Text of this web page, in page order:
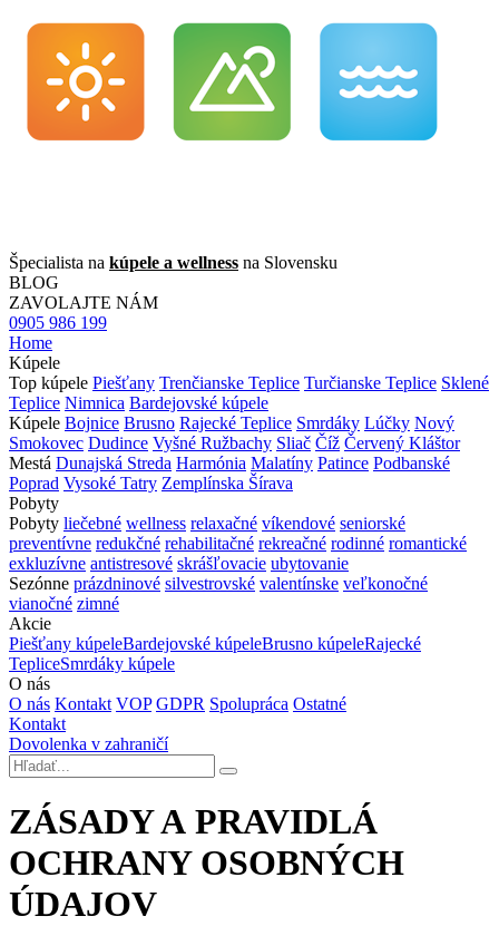
Špecialista na kúpele a wellness na Slovensku
BLOG
ZAVOLAJTE NÁM
0905 986 199
Home
Kúpele
Top kúpele Piešťany Trenčianske Teplice Turčianske Teplice Sklené
Teplice Nimnica Bardejovské kúpele
Kúpele Bojnice Brusno Rajecké Teplice Smrdáky Lúčky Nový
Smokovec Dudince Vyšné Ružbachy Sliač Číž Červený Kláštor
Mestá Dunajská Streda Harmónia Malatíny Patince Podbanské
Poprad Vysoké Tatry Zemplínska Šírava
Pobyty
Pobyty liečebné wellness relaxačné víkendové seniorské
preventívne redukčné rehabilitačné rekreačné rodinné romantické
exkluzívne antistresové skrášľovacie ubytovanie
Sezónne prázdninové silvestrovské valentínske veľkonočné
vianočné zimné
Akcie
Piešťany kúpeleBardejovské kúpeleBrusno kúpeleRajecké
TepliceSmrdáky kúpele
O nás
O nás Kontakt VOP GDPR Spolupráca Ostatné
Kontakt
Dovolenka v zahraničí
ZÁSADY A PRAVIDLÁ
OCHRANY OSOBNÝCH
ÚDAJOV